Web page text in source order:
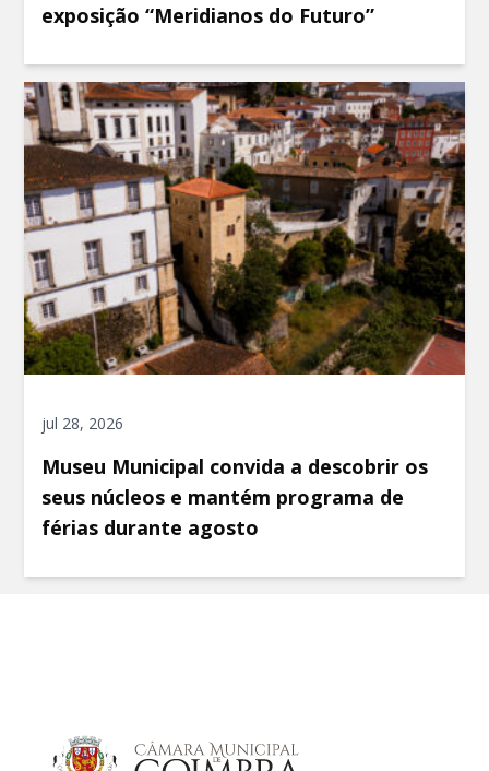
exposição “Meridianos do Futuro”
jul 28, 2026
Museu Municipal convida a descobrir os
seus núcleos e mantém programa de
férias durante agosto